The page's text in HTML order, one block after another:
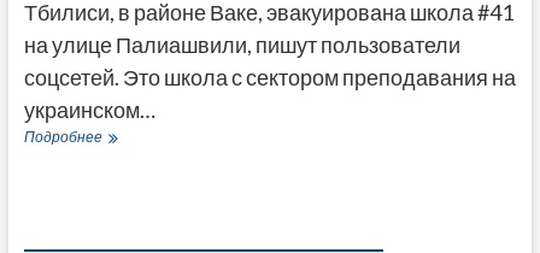
Тбилиси, в районе Ваке, эвакуирована школа #41
на улице Палиашвили, пишут пользователи
соцсетей. Это школа с сектором преподавания на
украинском…
ПодробнееШкола